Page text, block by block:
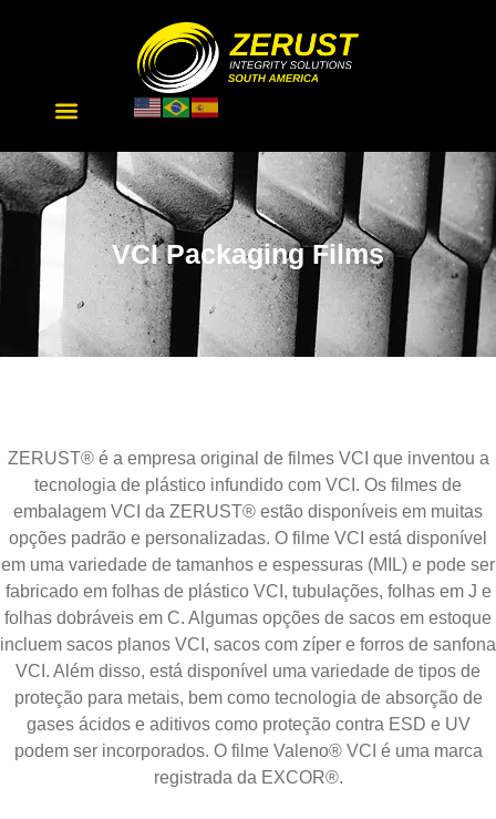
VCI Packaging Films
ZERUST® é a empresa original de filmes VCI que inventou a
tecnologia de plástico infundido com VCI. Os filmes de
embalagem VCI da ZERUST® estão disponíveis em muitas
opções padrão e personalizadas. O filme VCI está disponível
em uma variedade de tamanhos e espessuras (MIL) e pode ser
fabricado em folhas de plástico VCI, tubulações, folhas em J e
folhas dobráveis em C. Algumas opções de sacos em estoque
incluem sacos planos VCI, sacos com zíper e forros de sanfona
VCI. Além disso, está disponível uma variedade de tipos de
proteção para metais, bem como tecnologia de absorção de
gases ácidos e aditivos como proteção contra ESD e UV
podem ser incorporados. O filme Valeno® VCI é uma marca
registrada da EXCOR®.